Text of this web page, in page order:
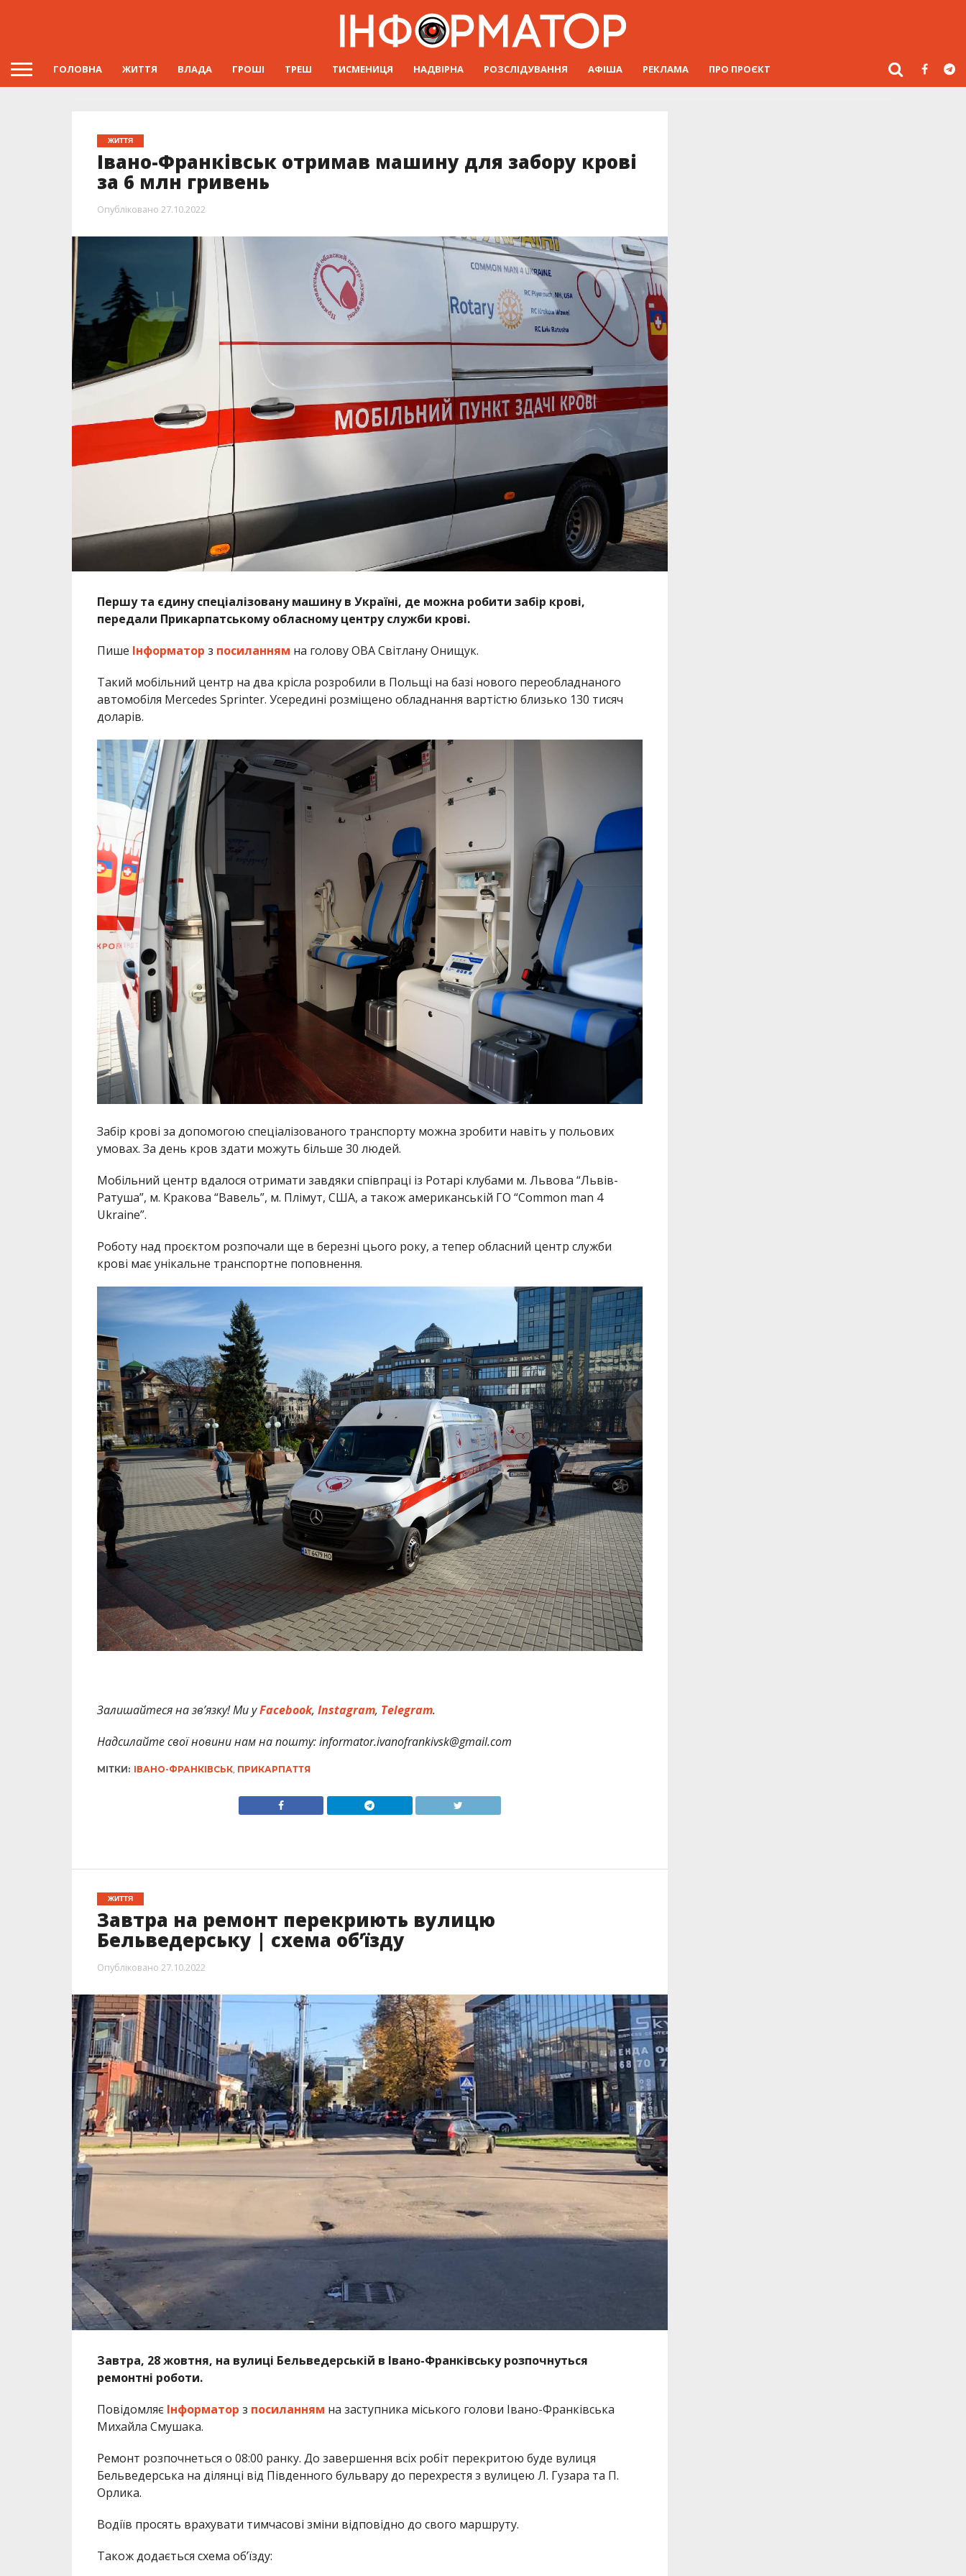
ГОЛОВНА ЖИТТЯ ВЛАДА ГРОШІ ТРЕШ ТИСМЕНИЦЯ НАДВІРНА РОЗСЛІДУВАННЯ АФІША РЕКЛАМА ПРО ПРОЄКТ
ЖИТТЯ
Івано-Франківськ отримав машину для забору крові
за 6 млн гривень
Опубліковано 27.10.2022
Першу та єдину спеціалізовану машину в Україні, де можна робити забір крові,
передали Прикарпатському обласному центру служби крові.
Пише Інформатор з посиланням на голову ОВА Світлану Онищук.
Такий мобільний центр на два крісла розробили в Польщі на базі нового переобладнаного
автомобіля Mercedes Sprinter. Усередині розміщено обладнання вартістю близько 130 тисяч
доларів.
Забір крові за допомогою спеціалізованого транспорту можна зробити навіть у польових
умовах. За день кров здати можуть більше 30 людей.
Мобільний центр вдалося отримати завдяки співпраці із Ротарі клубами м. Львова “Львів-
Ратуша”, м. Кракова “Вавель”, м. Плімут, США, а також американській ГО “Common man 4
Ukraine”.
Роботу над проєктом розпочали ще в березні цього року, а тепер обласний центр служби
крові має унікальне транспортне поповнення.
Залишайтеся на зв’язку! Ми уFacebook, Instagram, Telegram.
Надсилайте свої новини нам на пошту: informator.ivanofrankivsk@gmail.com
МІТКИ: ІВАНО-ФРАНКІВСЬК, ПРИКАРПАТТЯ
ЖИТТЯ
Завтра на ремонт перекриють вулицю
Бельведерську | схема об’їзду
Опубліковано 27.10.2022
Завтра, 28 жовтня, на вулиці Бельведерській в Івано-Франківську розпочнуться
ремонтні роботи.
Повідомляє Інформатор з посиланням на заступника міського голови Івано-Франківська
Михайла Смушака.
Ремонт розпочнеться о 08:00 ранку. До завершення всіх робіт перекритою буде вулиця
Бельведерська на ділянці від Південного бульвару до перехрестя з вулицею Л. Гузара та П.
Орлика.
Водіїв просять врахувати тимчасові зміни відповідно до свого маршруту.
Також додається схема об’їзду: